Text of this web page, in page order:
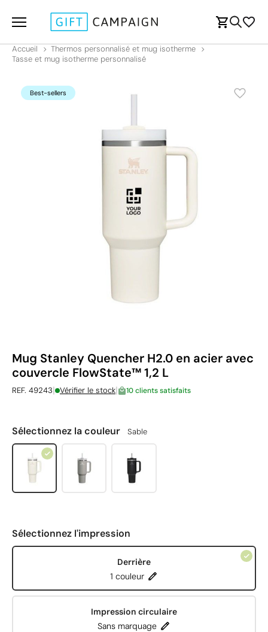
Accueil
Thermos personnalisé et mug isotherme
Tasse et mug isotherme personnalisé
Best-sellers
Mug Stanley Quencher H2.0 en acier avec
couvercle FlowState™ 1,2 L
REF. 49243| Vérifier le stock| 10 clients satisfaits
Sélectionnez la couleur Sable
Sélectionnez l'impression
Derrière
1 couleur
Impression circulaire
Sans marquage